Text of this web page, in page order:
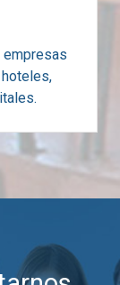
empresas